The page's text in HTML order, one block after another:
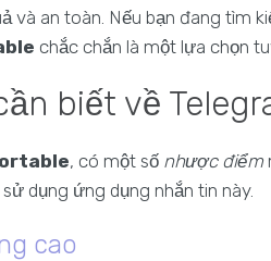
và an toàn. Nếu bạn đang tìm
chắc chắn là một lựa chọn
biết về
, có một số nhược điểm
dụng ứng dụng nhắn tin này.
cao